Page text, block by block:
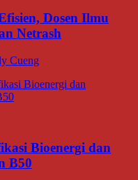
Dosen Ilmu
Netrash
Cueng
Bioenergi dan
B50